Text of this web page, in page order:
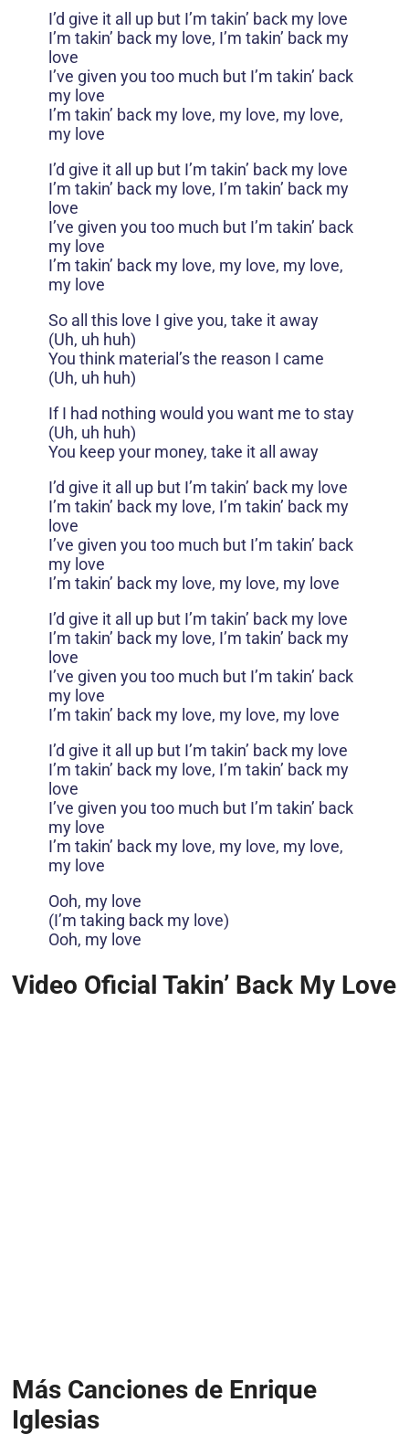
I’d give it all up but I’m takin’ back my love
I’m takin’ back my love, I’m takin’ back my
love
I’ve given you too much but I’m takin’ back
my love
I’m takin’ back my love, my love, my love,
my love
I’d give it all up but I’m takin’ back my love
I’m takin’ back my love, I’m takin’ back my
love
I’ve given you too much but I’m takin’ back
my love
I’m takin’ back my love, my love, my love,
my love
So all this love I give you, take it away
(Uh, uh huh)
You think material’s the reason I came
(Uh, uh huh)
If I had nothing would you want me to stay
(Uh, uh huh)
You keep your money, take it all away
I’d give it all up but I’m takin’ back my love
I’m takin’ back my love, I’m takin’ back my
love
I’ve given you too much but I’m takin’ back
my love
I’m takin’ back my love, my love, my love
I’d give it all up but I’m takin’ back my love
I’m takin’ back my love, I’m takin’ back my
love
I’ve given you too much but I’m takin’ back
my love
I’m takin’ back my love, my love, my love
I’d give it all up but I’m takin’ back my love
I’m takin’ back my love, I’m takin’ back my
love
I’ve given you too much but I’m takin’ back
my love
I’m takin’ back my love, my love, my love,
my love
Ooh, my love
(I’m taking back my love)
Ooh, my love
Video Oficial Takin’ Back My Love
Más Canciones de Enrique
Iglesias